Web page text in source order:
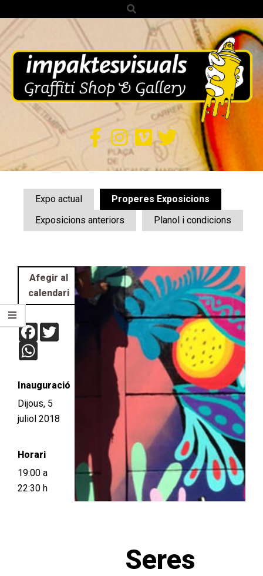
to
content
Search
IMPAKTES
VISUALS
Navigation
Expo actual
Properes Exposicions
Exposicions anteriors
Planol i condicions
Afegir al
calendari
Facebook
Twitter
Inauguració
Dijous, 5
juliol 2018
Horari
19:00 a
22:30 h
Seres